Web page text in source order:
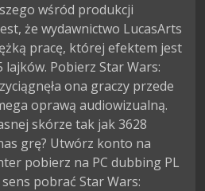
wśród produkcji
że wydawnictwo LucasArts
pracę, której efektem jest
Pobierz Star Wars:
ona graczy przede
oprawą audiowizualną.
skórze tak jak 3628
grę? Utwórz konto na
pobierz na PC dubbing PL
pobrać Star Wars: